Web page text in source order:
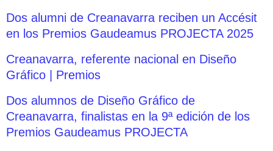
Dos alumni de Creanavarra reciben un Accésit
en los Premios Gaudeamus PROJECTA 2025
Creanavarra, referente nacional en Diseño
Gráfico | Premios
Dos alumnos de Diseño Gráfico de
Creanavarra, finalistas en la 9ª edición de los
Premios Gaudeamus PROJECTA